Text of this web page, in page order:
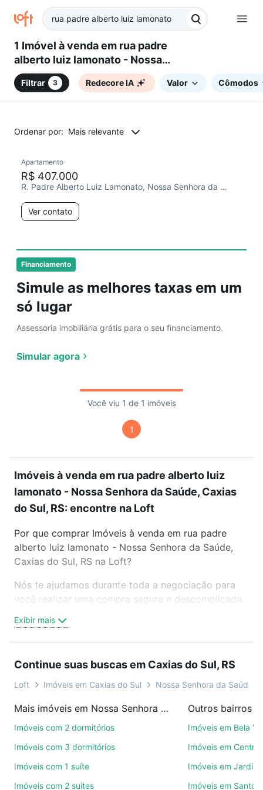
1 Imóvel à venda em rua padre
alberto luiz lamonato - Nossa
Senhora da Saúde, Caxias do
Sul, RS
Filtrar 3 Redecore IA Valor Cômodos
Ordenar por: Mais relevante
Financiamento
Simule as melhores taxas em um
só lugar
Assessoria imobiliária grátis para o seu financiamento.
Simular agora
Chegou este mês
Apartamento
R$ 407.000
R. Padre Alberto Luiz Lamonato, Nossa Senhora da Saúde
Ver contato
Você viu 1 de 1 imóveis
1
Imóveis à venda em rua padre alberto luiz
lamonato - Nossa Senhora da Saúde, Caxias
do Sul, RS: encontre na Loft
Por que comprar Imóveis à venda em rua padre
alberto luiz lamonato - Nossa Senhora da Saúde,
Caxias do Sul, RS na Loft?
Nós te ajudamos durante toda a negociação para
você realizar uma compra segura e descomplicada.
trabalho e do metrô, aqui você vai encontrar a
oferta ideal de Imóveis à venda em rua padre
Caxias do Sul, RS para conquistar seu sonho.
Agende uma visita presencial ou por videochamada,
mais de 46 mil corretores e imobiliárias te ajudando
na compra, venda ou troca de imóveis.
Como escolher um imóvel?
Use barra de busca no topo para pesquisar por
ruas, bairros e até condomínios favoritos. Você
Exibir mais
Continue suas buscas em Caxias do Sul, RS
Loft Imóveis em Caxias do Sul Nossa Senhora da Saúde
Mais imóveis em Nossa Senhora da Saúde
Imóveis com 2 dormitórios
Imóveis com 3 dormitórios
Imóveis com 1 suíte
Imóveis com 2 suítes
Imóveis em Bela
Imóveis em Centro
Imóveis em Jardim
Imóveis em Santo